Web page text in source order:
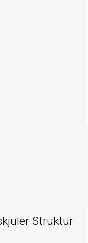
Struktur